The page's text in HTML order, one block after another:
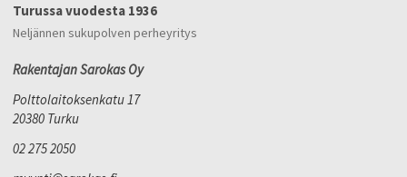
Turussa vuodesta 1936
Neljännen sukupolven perheyritys
Rakentajan Sarokas Oy
Polttolaitoksenkatu 17
20380 Turku
02 275 2050